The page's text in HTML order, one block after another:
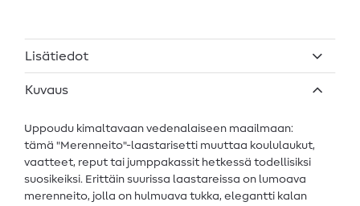
Lisätiedot
Kuvaus
Uppoudu kimaltavaan vedenalaiseen maailmaan:
tämä "Merenneito"-laastarisetti muuttaa koululaukut,
vaatteet, reput tai jumppakassit hetkessä todellisiksi
suosikeiksi. Erittäin suurissa laastareissa on lumoava
merenneito, jolla on hulmuava tukka, elegantti kalan